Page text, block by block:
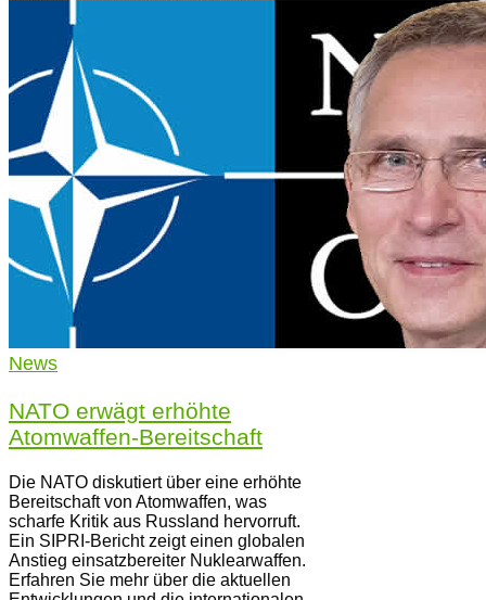
News
NATO erwägt erhöhte
Atomwaffen-Bereitschaft
Die NATO diskutiert über eine erhöhte
Bereitschaft von Atomwaffen, was
scharfe Kritik aus Russland hervorruft.
Ein SIPRI-Bericht zeigt einen globalen
Anstieg einsatzbereiter Nuklearwaffen.
Erfahren Sie mehr über die aktuellen